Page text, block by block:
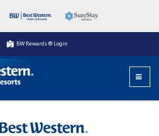
BW Rewards ® Login